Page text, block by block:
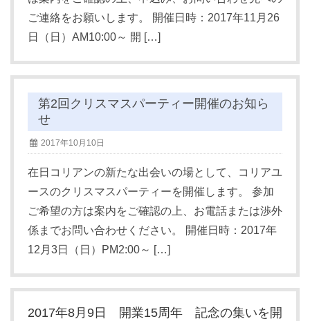
ご連絡をお願いします。 開催日時：2017年11月26
日（日）AM10:00～ 開 […]
第2回クリスマスパーティー開催のお知ら
せ
2017年10月10日
在日コリアンの新たな出会いの場として、コリアユ
ースのクリスマスパーティーを開催します。 参加
ご希望の方は案内をご確認の上、お電話または渉外
係までお問い合わせください。 開催日時：2017年
12月3日（日）PM2:00～ […]
2017年8月9日 開業15周年 記念の集いを開